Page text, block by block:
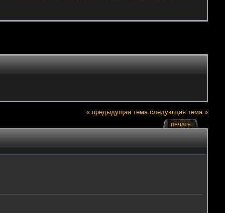
« предыдущая тема следующая тема »
ПЕЧАТЬ